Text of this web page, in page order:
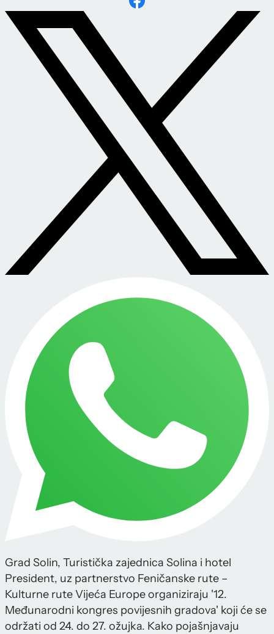
Grad Solin, Turistička zajednica Solina i hotel
President, uz partnerstvo Feničanske rute –
Kulturne rute Vijeća Europe organiziraju '12.
Međunarodni kongres povijesnih gradova' koji će se
održati od 24. do 27. ožujka. Kako pojašnjavaju